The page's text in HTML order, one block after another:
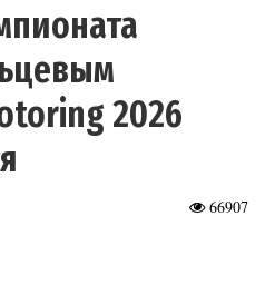
2026
66907